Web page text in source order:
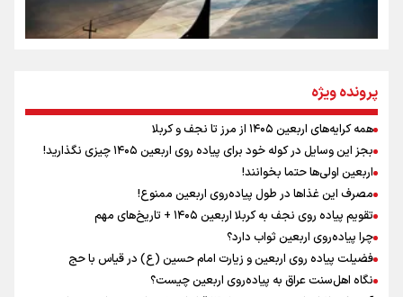
سه حسرتی که به دلم ماند
نگاه تمدنی رهبر شهید به فضای مجازی
رابطه کارگر و کارفرما در اندیشه رهبر شهید: از تضاد به
زوجیت
اینفو برنا / توصیه‌هایی طلایی برای پیاده روی اربعین
پرونده ویژه
همه کرایه‌های اربعین ۱۴۰۵ از مرز تا نجف و کربلا
بجز این وسایل در کوله خود برای پیاده روی اربعین ۱۴۰۵ چیزی نگذارید!
اربعین اولی‌ها حتما بخوانند!
مصرف این غذاها در طول پیاده‌روی اربعین ممنوع!
تقویم پیاده روی نجف به کربلا اربعین ۱۴۰۵ + تاریخ‌های مهم
چرا پیاده‌روی اربعین ثواب دارد؟
فضیلت پیاده روی اربعین و زیارت امام حسین (ع) در قیاس با حج
نگاه اهل‌سنت عراق به پیاده‌روی اربعین چیست؟